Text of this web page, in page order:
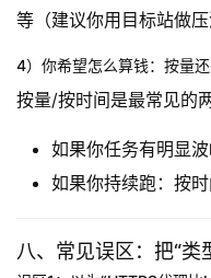
等（建议你用目标站做
4）你希望怎么算钱：按量还
按量/按时间是最常见的
如果你任务有明显波
如果你持续跑：按时
八、常见误区：把“类